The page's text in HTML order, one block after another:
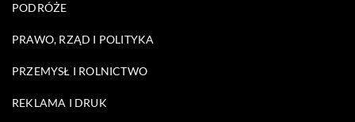
PODRÓŻE
PRAWO, RZĄD I POLITYKA
PRZEMYSŁ I ROLNICTWO
REKLAMA I DRUK